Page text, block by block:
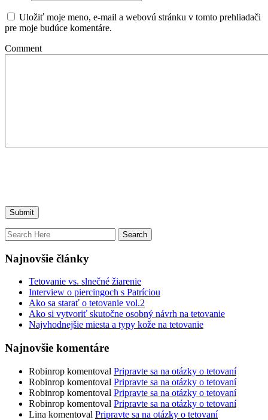
Uložiť moje meno, e-mail a webovú stránku v tomto prehliadači
pre moje budúce komentáre.
Comment
Najnovšie články
Tetovanie vs. slnečné žiarenie
Interview o piercingoch s Patríciou
Ako sa starať o tetovanie vol.2
Ako si vytvoriť skutočne osobný návrh na tetovanie
Najvhodnejšie miesta a typy kože na tetovanie
Najnovšie komentáre
Robinrop komentoval Pripravte sa na otázky o tetovaní
Robinrop komentoval Pripravte sa na otázky o tetovaní
Robinrop komentoval Pripravte sa na otázky o tetovaní
Robinrop komentoval Pripravte sa na otázky o tetovaní
Lina komentoval Pripravte sa na otázky o tetovaní